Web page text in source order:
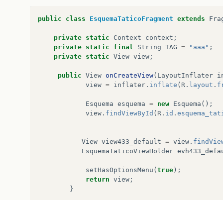
public
Atleta String apelido
this
apelido
this
atleta_id atleta_id ;
public String getApelido ()
;
setApelido ( String apelido
this
public getAtletaId
return
public class EsquemaTaticoFragment extends
private static Context context ;
private static final String TAG = "aaa" ;
private static View view ;
public View onCreateView( LayoutInflater
view = inflater . inflate ( R . layout .
Esquema esquema = new Esquema ();
view . findViewById ( R . id .
View view433_default = view .
EsquemaTaticoViewHolder
setHasOptionsMenu ( true );
return view ;
}